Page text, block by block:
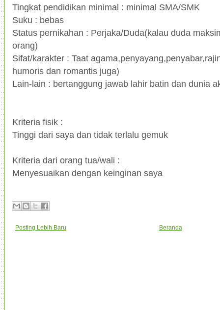
Tingkat pendidikan minimal : minimal SMA/SMK
Suku : bebas
Status pernikahan : Perjaka/Duda(kalau duda
orang)
Sifat/karakter : Taat
humoris dan romantis juga)
Lain-lain : bertanggung jawab lahir batin dan dunia
Kriteria fisik :
Tinggi dari saya dan tidak terlalu gemuk
Kriteria dari orang tua/wali :
Menyesuaikan dengan keinginan saya
Posting Lebih Baru Beranda